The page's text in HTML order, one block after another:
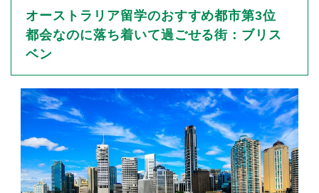
オーストラリア留学のおすすめ都市第3位
都会なのに落ち着いて過ごせる街：ブリス
ベン